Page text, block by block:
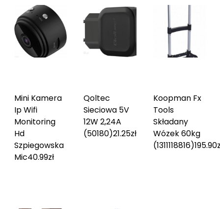
Mini Kamera
Ip Wifi
Monitoring
Hd
Szpiegowska
Mic40.99zł
Qoltec
Sieciowa 5V
12W 2,24A
(50180)21.25zł
Koopman Fx
Tools
Składany
Wózek 60kg
(1311118816)195.90